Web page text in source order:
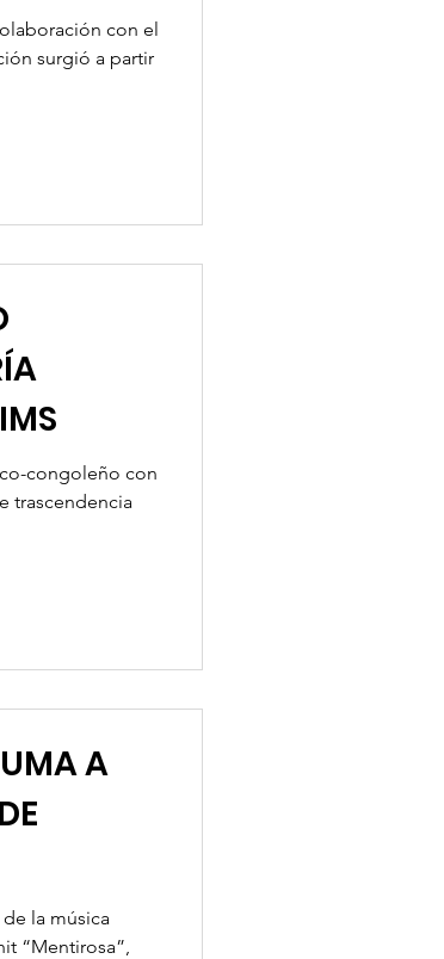
con el
surgió a partir
congoleño con
trascendencia
A
la música
“Mentirosa”,